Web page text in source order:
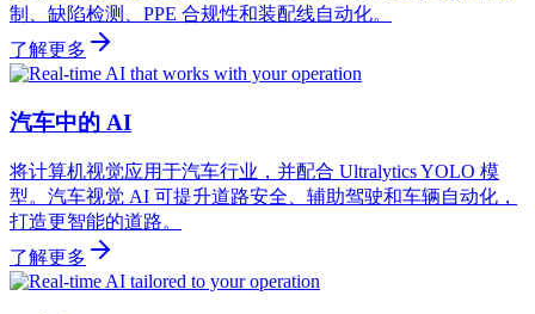
制、缺陷检测、PPE 合规性和装配线自动化。
了解更多
汽车中的 AI
将计算机视觉应用于汽车行业，并配合 Ultralytics YOLO 模
型。汽车视觉 AI 可提升道路安全、辅助驾驶和车辆自动化，
打造更智能的道路。
了解更多